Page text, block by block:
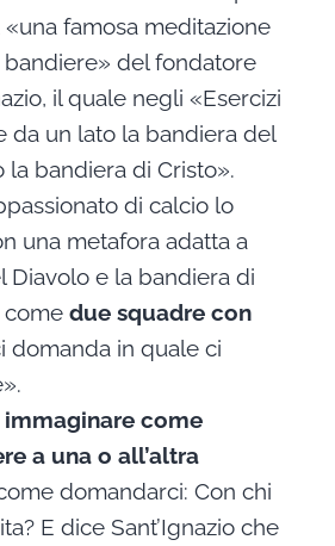
famosa meditazione
del fondatore
il quale negli «Esercizi
da un lato la bandiera del
la bandiera di Cristo».
di calcio lo
una metafora adatta a
Diavolo e la bandiera di
come due squadre con
domanda in quale ci
immaginare come
a una o all’altra
domandarci: Con chi
E dice Sant’Ignazio che